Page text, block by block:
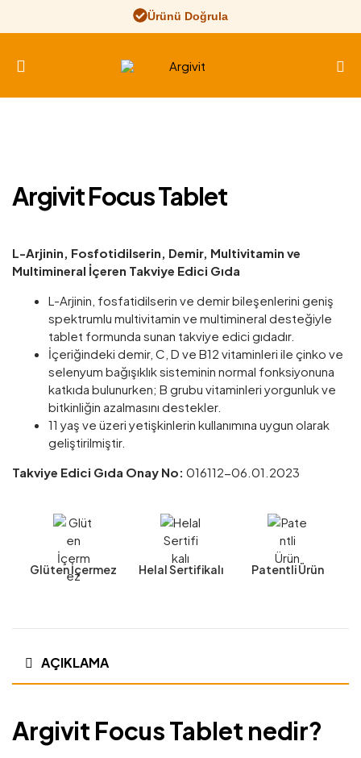
Ürünü Doğrula
Argivit
Argivit Focus Tablet
L-Arjinin, Fosfotidilserin, Demir, Multivitamin ve
Multimineral İçeren Takviye Edici Gıda
L-Arjinin, fosfatidilserin ve demir bileşenlerini geniş
spektrumlu multivitamin ve multimineral desteğiyle
tablet formunda sunan takviye edici gıdadır.
İçeriğindeki demir, C, D ve B12 vitaminleri ile çinko ve
selenyum bağışıklık sisteminin normal fonksiyonuna
katkıda bulunurken; B grubu vitaminleri yorgunluk ve
bitkinliğin azalmasını destekler.
11 yaş ve üzeri yetişkinlerin kullanımına uygun olarak
geliştirilmiştir.
Takviye Edici Gıda Onay No: 016112-06.01.2023
Glüten İçermez Helal Sertifikalı Patentli Ürün
AÇIKLAMA
Argivit Focus Tablet nedir?